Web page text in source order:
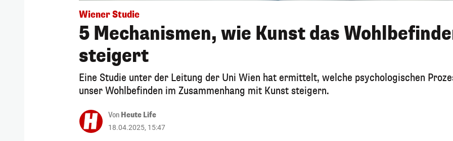
Wiener Studie
5 Mechanismen, wie Kunst das
steigert
Eine Studie unter der Leitung der Uni Wien hat ermittelt, welche psychologischen
unser Wohlbefinden im Zusammenhang mit Kunst steigern.
Von Heute Life
18.04.2025, 15:47